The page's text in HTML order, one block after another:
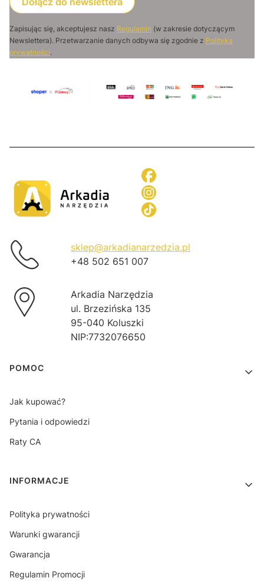
Zapisując się, akceptujesz nasz Regulamin (w zakresie dotyczącym
Newslettera). Przetwarzanie danych odbywa się zgodnie z Polityką
prywatności.
sklep@arkadianarzedzia.pl
+48 502 651 007
Arkadia Narzędzia
ul. Brzezińska 135
95-040 Koluszki
NIP:7732076650
Linki w stopce
POMOC
Jak kupować?
Pytania i odpowiedzi
Raty CA
INFORMACJE
Polityka prywatności
Warunki gwarancji
Gwarancja
Regulamin Promocji